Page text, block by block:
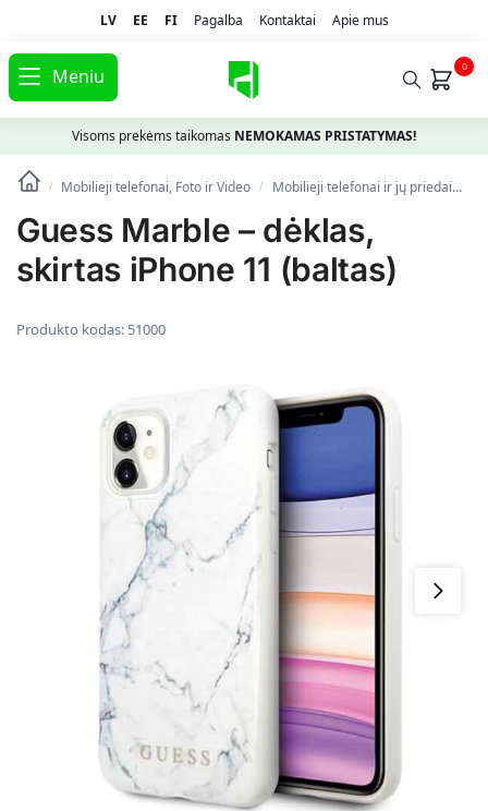
LV EE FI Pagalba Kontaktai Apie mus
Meniu 0
Visoms prekėms taikomas NEMOKAMAS PRISTATYMAS!
/ Mobilieji telefonai, Foto ir Video / Mobilieji telefonai ir jų priedai
Guess Marble – dėklas,
skirtas iPhone 11 (baltas)
Produkto kodas: 51000